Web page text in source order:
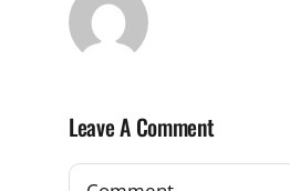
Leave A Comment
Comment